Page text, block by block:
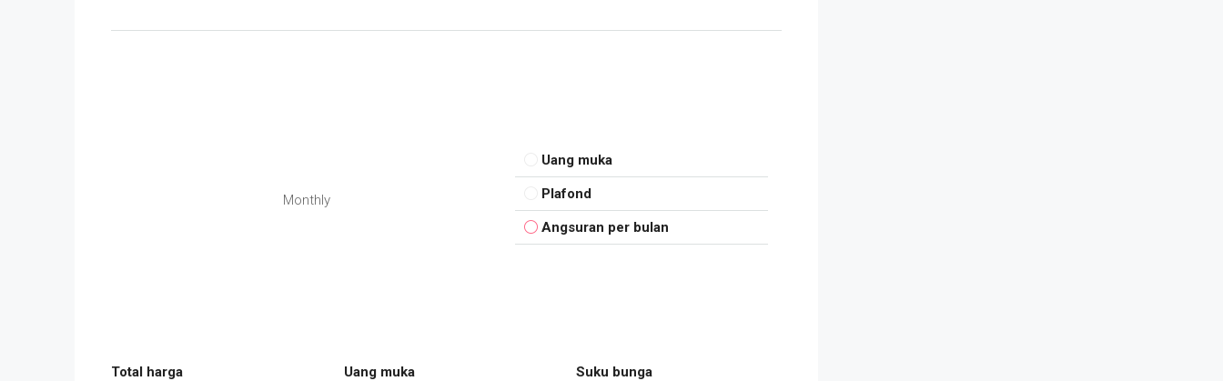
Monthly
Uang muka
Plafond
Angsuran per bulan
Total harga Uang muka Suku bunga